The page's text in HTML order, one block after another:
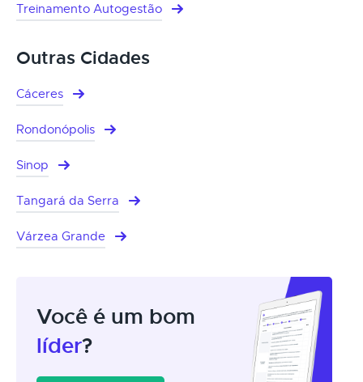
Treinamento Autogestão
Outras Cidades
Cáceres
Rondonópolis
Sinop
Tangará da Serra
Várzea Grande
Você é um bom
líder?